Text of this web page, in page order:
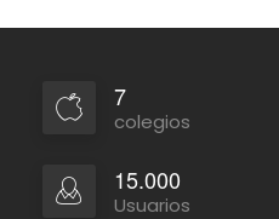
7
colegios
15.000
Usuarios